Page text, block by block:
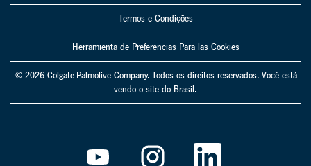
Termos e Condições
Herramienta de Preferencias Para las Cookies
© 2026 Colgate-Palmolive Company. Todos os direitos reservados. Você está
vendo o site do Brasil.
A